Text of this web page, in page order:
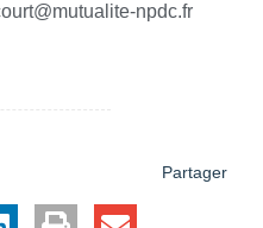
npdc.fr
Partager